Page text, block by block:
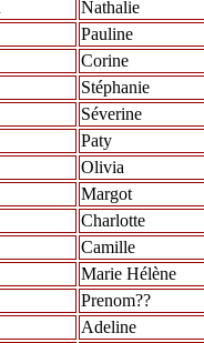
Nathalie
Pauline
Corine
Stéphanie
Séverine
Paty
Olivia
Margot
Charlotte
Camille
Marie Hélène
Prenom??
Adeline